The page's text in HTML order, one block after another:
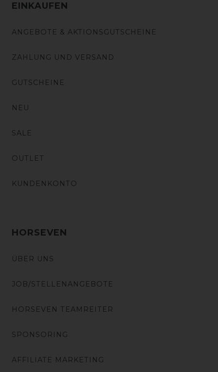
EINKAUFEN
ANGEBOTE & AKTIONSGUTSCHEINE
ZAHLUNG UND VERSAND
GUTSCHEINE
NEU
SALE
OUTLET
KUNDENKONTO
HORSEVEN
ÜBER UNS
JOB/STELLENANGEBOTE
HORSEVEN TEAMREITER
SPONSORING
AFFILIATE MARKETING